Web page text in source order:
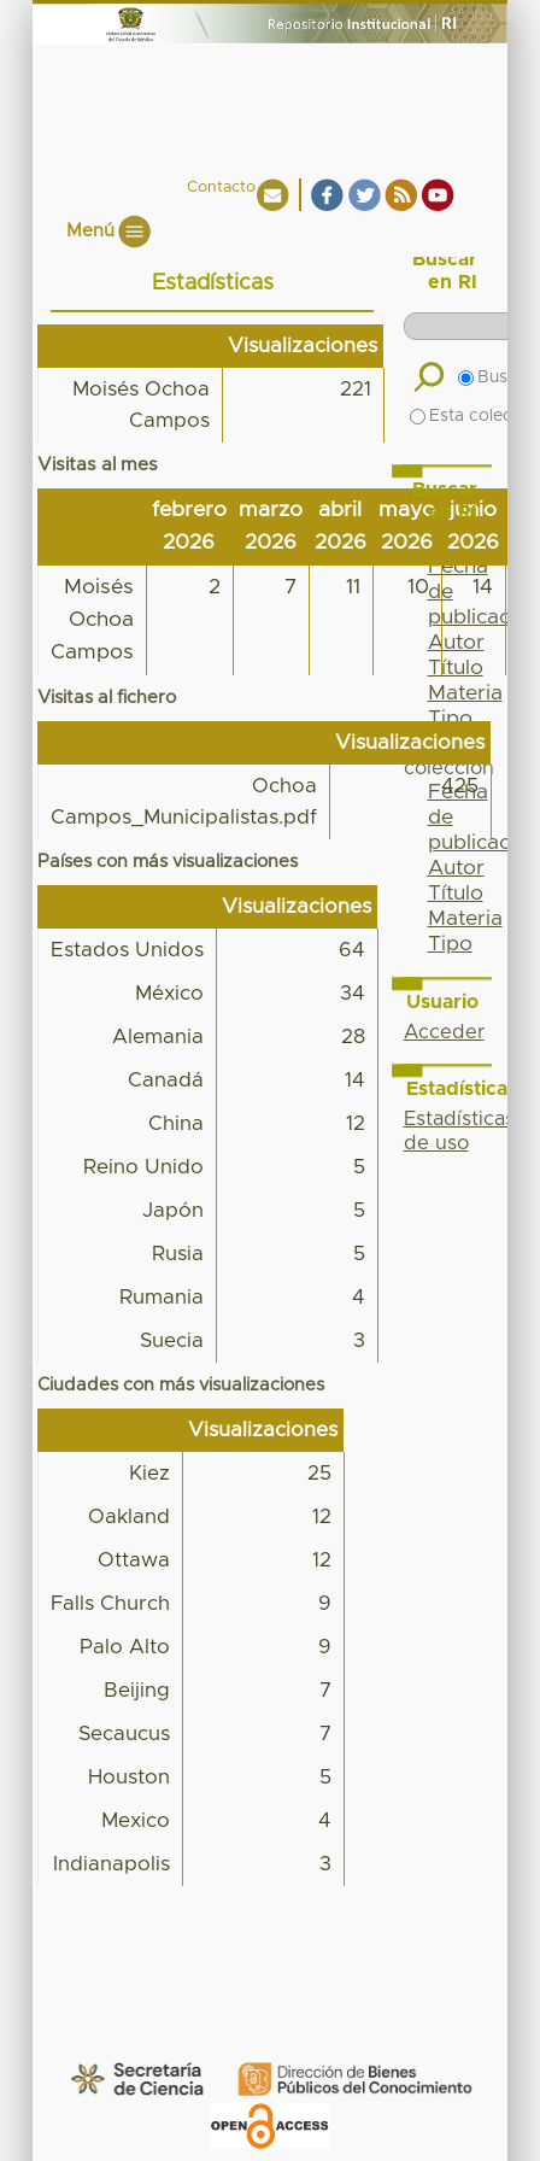
Contacto
Menú
Estadísticas
Visualizaciones
Moisés Ochoa
Campos
221
Visitas al mes
febrero
2026
marzo
2026
abril
2026
mayo
2026
junio
2026
Moisés
Ochoa
Campos
2 7 11 10 14
Visitas al fichero
Visualizaciones
Ochoa
Campos_Municipalistas.pdf
425
Países con más visualizaciones
Visualizaciones
Estados Unidos 64
México 34
Alemania 28
Canadá 14
China 12
Reino Unido 5
Japón 5
Rusia 5
Rumania 4
Suecia 3
Ciudades con más visualizaciones
Visualizaciones
Kiez 25
Oakland 12
Ottawa 12
Falls Church 9
Palo Alto 9
Beijing 7
Secaucus 7
Houston 5
Mexico 4
Indianapolis 3
Buscar
en RI
Buscar
Esta
Buscar
en RI
Por
Fecha
de
publicación
Autor
Título
Materia
Tipo
Esta
colección
Fecha
de
publicación
Autor
Título
Materia
Tipo
Usuario
Acceder
Estadísticas
Estadísticas
de uso